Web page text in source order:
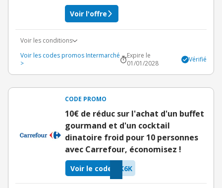
Voir l'offre
Voir les conditions
Voir les codes promos Intermarché
>
Expire le
01/01/2028
Vérifié
CODE PROMO
10€ de réduc sur l'achat d'un buffet
gourmand et d'un cocktail
dinatoire froid pour 10 personnes
avec Carrefour, économisez !
K6K
Voir le code